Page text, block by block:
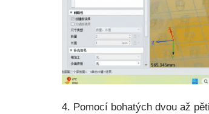
4. Pomocí bohatých dvou až